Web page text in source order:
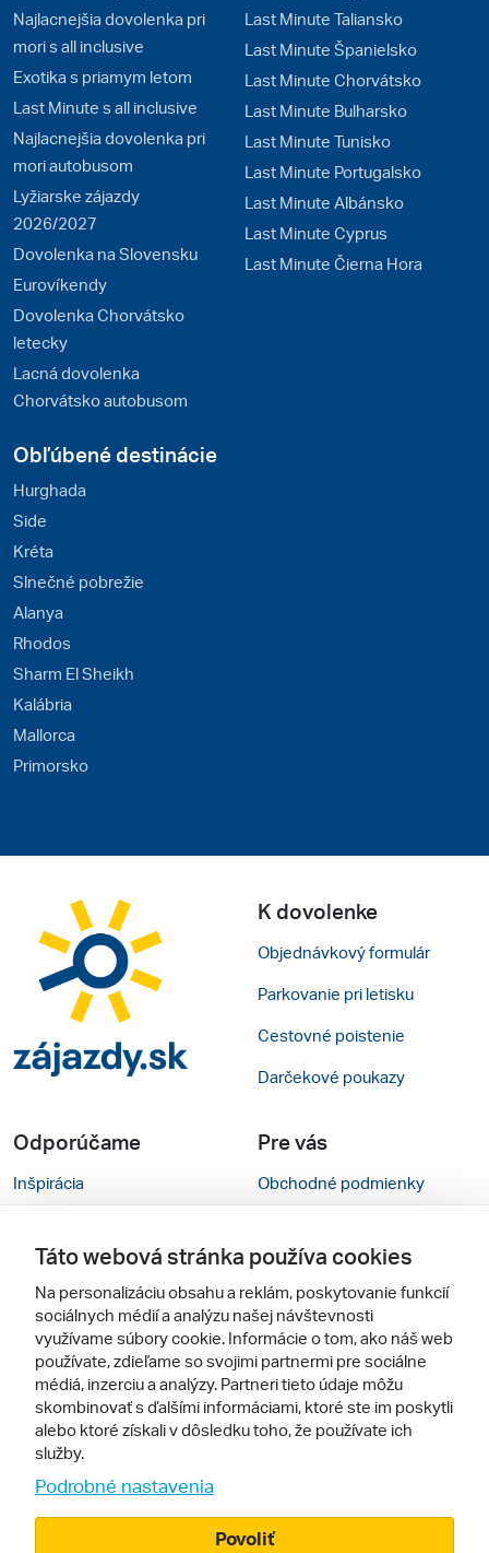
Najlacnejšia dovolenka pri
mori s all inclusive
Exotika s priamym letom
Last Minute s all inclusive
Najlacnejšia dovolenka pri
mori autobusom
Lyžiarske zájazdy
2026/2027
Dovolenka na Slovensku
Eurovíkendy
Dovolenka Chorvátsko
letecky
Lacná dovolenka
Chorvátsko autobusom
Last Minute Taliansko
Last Minute Španielsko
Last Minute Chorvátsko
Last Minute Bulharsko
Last Minute Tunisko
Last Minute Portugalsko
Last Minute Albánsko
Last Minute Cyprus
Last Minute Čierna Hora
Obľúbené destinácie
Hurghada
Side
Kréta
Slnečné pobrežie
Alanya
Rhodos
Sharm El Sheikh
Kalábria
Mallorca
Primorsko
K dovolenke
Objednávkový formulár
Parkovanie pri letisku
Cestovné poistenie
Darčekové poukazy
Odporúčame
Inšpirácia
Cestovné kancelárie
Zájezdy.cz
Pre vás
Obchodné podmienky
Nastavenie cookies
Mobilná verzia webu
Sledujte nás
Táto webová stránka používa cookies
Na personalizáciu obsahu a reklám, poskytovanie funkcií
sociálnych médií a analýzu našej návštevnosti
využívame súbory cookie. Informácie o tom, ako náš web
používate, zdieľame so svojimi partnermi pre sociálne
médiá, inzerciu a analýzy. Partneri tieto údaje môžu
skombinovať s ďalšími informáciami, ktoré ste im poskytli
alebo ktoré získali v dôsledku toho, že používate ich
služby.
Podrobné nastavenia
Povoliť